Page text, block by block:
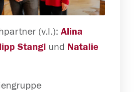
(v.l.): Alina
Stangl und Natalie